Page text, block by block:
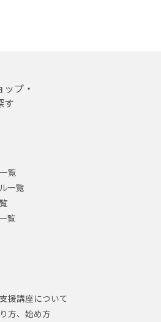
プ・
す
覧
一覧
覧
援講座について
方、始め方